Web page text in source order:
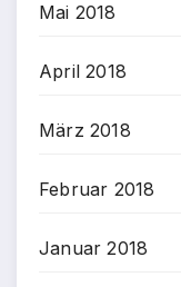
Mai 2018
April 2018
März 2018
Februar 2018
Januar 2018